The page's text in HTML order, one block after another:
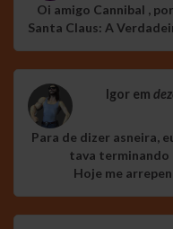
Oi amigo Cannibal ,
Santa Claus: A
Igor em
Para de dizer asneira,
tava terminando
Hoje me